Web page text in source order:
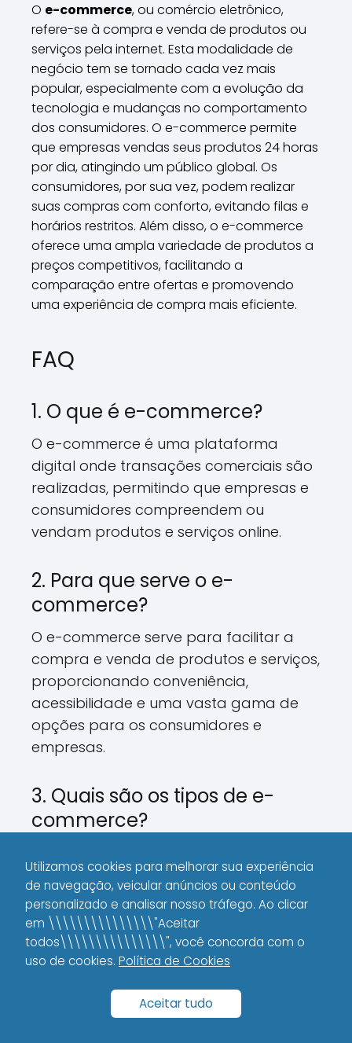
O e-commerce, ou comércio eletrônico,
refere-se à compra e venda de produtos ou
serviços pela internet. Esta modalidade de
negócio tem se tornado cada vez mais
popular, especialmente com a evolução da
tecnologia e mudanças no comportamento
dos consumidores. O e-commerce permite
que empresas vendas seus produtos 24 horas
por dia, atingindo um público global. Os
consumidores, por sua vez, podem realizar
suas compras com conforto, evitando filas e
horários restritos. Além disso, o e-commerce
oferece uma ampla variedade de produtos a
preços competitivos, facilitando a
comparação entre ofertas e promovendo
uma experiência de compra mais eficiente.
FAQ
1. O que é e-commerce?
O e-commerce é uma plataforma
digital onde transações comerciais são
realizadas, permitindo que empresas e
consumidores compreendem ou
vendam produtos e serviços online.
2. Para que serve o e-
commerce?
O e-commerce serve para facilitar a
compra e venda de produtos e serviços,
proporcionando conveniência,
acessibilidade e uma vasta gama de
opções para os consumidores e
empresas.
3. Quais são os tipos de e-
commerce?
empresas vendem diretamente
para consumidores.
B2B(Business to Business): negócios
vendem para outros negócios.
consumidores vendem para outros
Utilizamos cookies para melhorar sua experiência
de navegação, veicular anúncios ou conteúdo
personalizado e analisar nosso tráfego. Ao clicar
em \\\\\\\\\\\\\\\"Aceitar
todos\\\\\\\\\\\\\\\", você concorda com o
uso de cookies. Política de Cookies
Aceitar tudo